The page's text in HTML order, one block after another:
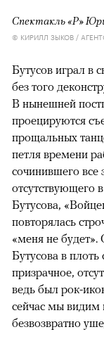
Спектакль «Р»
© КИРИЛЛ ЗЫКОВ /
Бутусов играл в
без того
В нынешней
проецируются
прощальных
петля времени
сочинившего все
отсутствующего
Бутусова,
повторялась
«меня не
Бутусова в
призрачное,
ведь был рок-
сейчас мы видим
безвозвратно